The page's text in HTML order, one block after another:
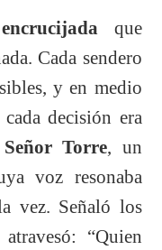
que
Cada sendero
y en medio
decisión era
Señor Torre, un
voz resonaba
vez. Señaló los
“Quien